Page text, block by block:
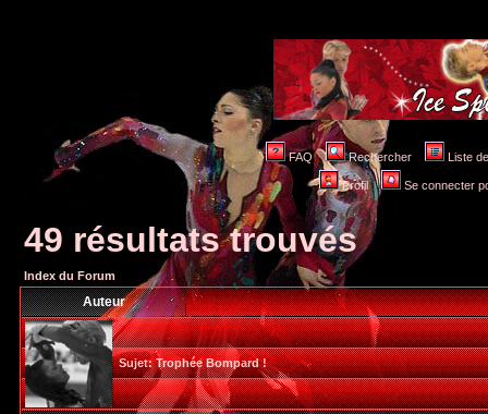
FAQ Rechercher Liste
Profil Se connecter
49 résultats trouvés
Index du Forum
Auteur
Sujet:Trophée Bompard !